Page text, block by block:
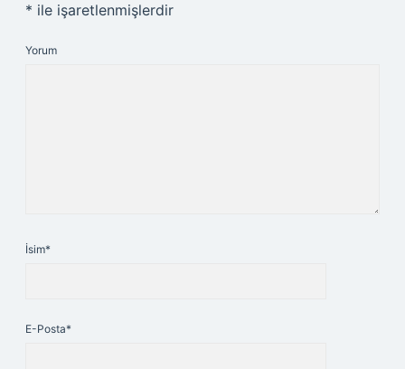
* ile işaretlenmişlerdir
Yorum
İsim*
E-Posta*